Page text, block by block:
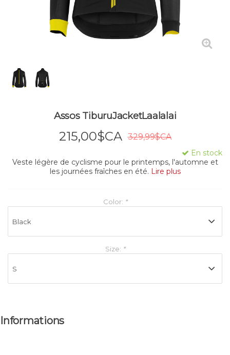
Assos TiburuJacketLaalalai
215,00$CA 329,99$CA
En stock
Veste légère de cyclisme pour le printemps, l'automne et
les journées fraîches en été. Lire plus
Color: *
Size: *
Informations